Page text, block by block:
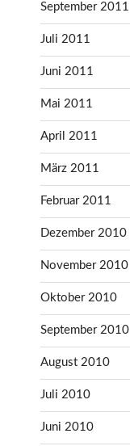
September 2011
Juli 2011
Juni 2011
Mai 2011
April 2011
März 2011
Februar 2011
Dezember 2010
November 2010
Oktober 2010
September 2010
August 2010
Juli 2010
Juni 2010